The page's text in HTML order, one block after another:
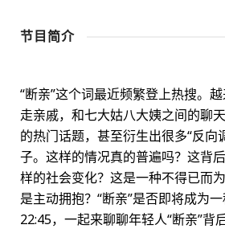
节目简介
“断亲”这个词最近频繁登上热搜。
走亲戚，和七大姑八大姨之间的聊
的热门话题，甚至衍生出很多“反向
子。这样的情况真的普遍吗？这背
样的社会变化？这是一种不得已而
是主动拥抱？“断亲”是否即将成为
22:45，一起来聊聊年轻人“断亲”背